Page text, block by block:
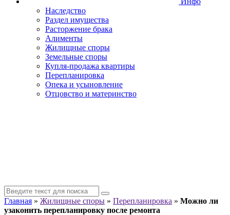
Наследство
Раздел имущества
Расторжение брака
Алименты
Жилищные споры
Земельные споры
Купля-продажа квартиры
Перепланировка
Опека и усыновление
Отцовство и материнство
Главная » Жилищные споры » Перепланировка » Можно ли
узаконить перепланировку после ремонта